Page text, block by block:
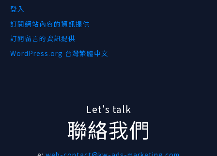
登入
訂閱網站內容的資訊提供
訂閱留言的資訊提供
WordPress.org 台灣繁體中文
Let's talk
聯絡我們